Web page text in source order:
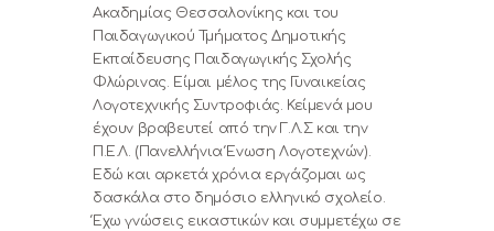
Ακαδημίας Θεσσαλονίκης και του
Παιδαγωγικού Τμήματος Δημοτικής
Εκπαίδευσης Παιδαγωγικής Σχολής
Φλώρινας. Είμαι μέλος της Γυναικείας
Λογοτεχνικής Συντροφιάς. Κείμενά μου
έχουν βραβευτεί από την Γ.Λ.Σ και την
Π.Ε.Λ. (Πανελλήνια Ένωση Λογοτεχνών).
Εδώ και αρκετά χρόνια εργάζομαι ως
δασκάλα στο δημόσιο ελληνικό σχολείο.
Έχω γνώσεις εικαστικών και συμμετέχω σε